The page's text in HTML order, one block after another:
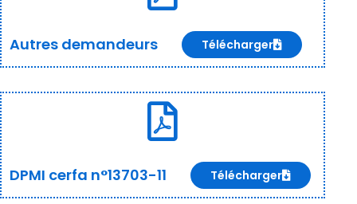
Autres demandeurs Télécharger
DPMI cerfa n°13703-11 Télécharger